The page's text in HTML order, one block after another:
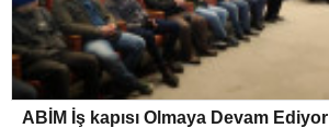
ABİM İş kapısı Olmaya Devam Ediyor